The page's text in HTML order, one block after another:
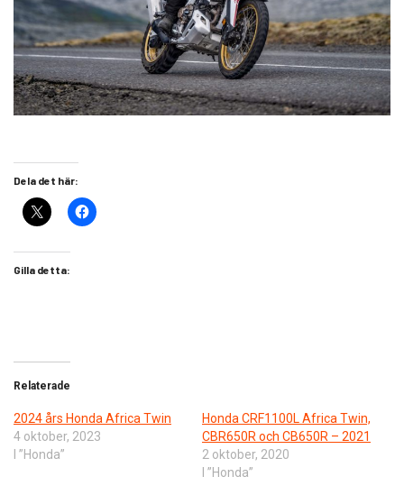
Dela det här:
Gilla detta:
Relaterade
2024 års Honda Africa Twin
4 oktober, 2023
I ”Honda”
Honda CRF1100L Africa Twin,
CBR650R och CB650R – 2021
2 oktober, 2020
I ”Honda”